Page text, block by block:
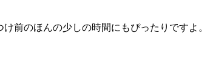
前のほんの少しの時間にもぴったりですよ。